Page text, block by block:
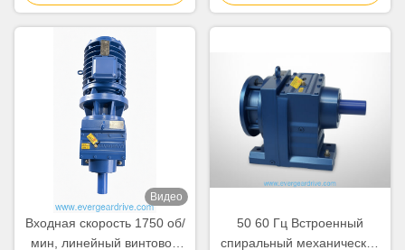
метод охлаждения с
самовентиляцией или
принудительной
вентиляцией,
обеспечивающий
стабильность и работу
использованием метода
самовентиляции или
вентиляции,
обеспечивающего работу.
Видео
Входная скорость 1750 об/
мин, линейный винтовой
50 60 Гц Встроенный
спиральный механический